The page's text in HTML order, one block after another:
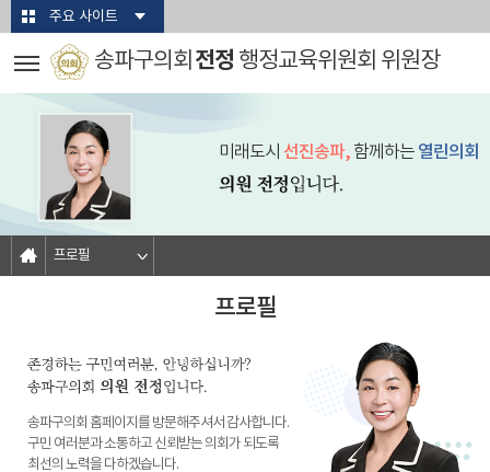
본문바로가기주요 사이트
송파구의회 전정 행정교육위원회 위원장
미래도시 선진송파, 함께하는 열린의회
프로필
프로필
송파구의회 홈페이지를 방문해주셔서 감사합니다.
구민 여러분과 소통하고 신뢰받는 의회가 되도록
최선의 노력을 다하겠습니다.